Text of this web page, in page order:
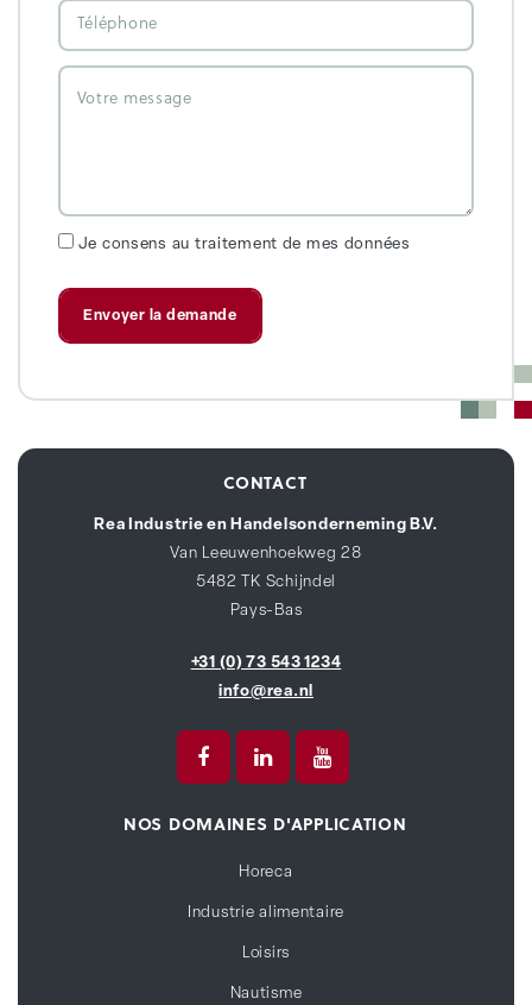
Je consens au traitement de mes données
CONTACT
Rea Industrie en Handelsonderneming B.V.
Van Leeuwenhoekweg 28
5482 TK Schijndel
Pays-Bas
+31 (0) 73 543 1234
info@rea.nl
NOS DOMAINES D'APPLICATION
Horeca
Industrie alimentaire
Loisirs
Nautisme